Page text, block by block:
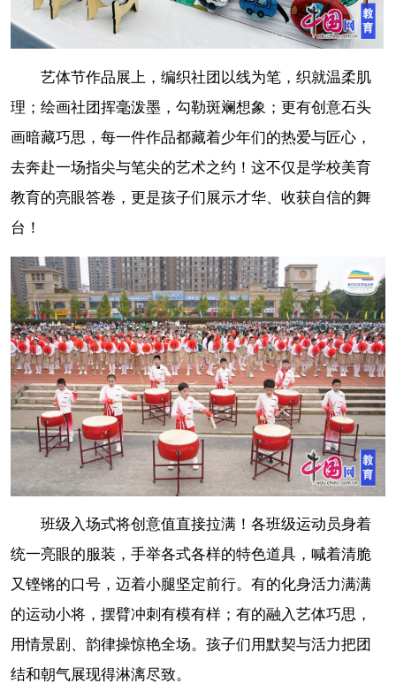
艺体节作品展上，编织社团以线为笔，织就温柔肌
理；绘画社团挥毫泼墨，勾勒斑斓想象；更有创意石头
画暗藏巧思，每一件作品都藏着少年们的热爱与匠心，
去奔赴一场指尖与笔尖的艺术之约！这不仅是学校美育
教育的亮眼答卷，更是孩子们展示才华、收获自信的舞
台！
班级入场式将创意值直接拉满！各班级运动员身着
统一亮眼的服装，手举各式各样的特色道具，喊着清脆
又铿锵的口号，迈着小腿坚定前行。有的化身活力满满
的运动小将，摆臂冲刺有模有样；有的融入艺体巧思，
用情景剧、韵律操惊艳全场。孩子们用默契与活力把团
结和朝气展现得淋漓尽致。